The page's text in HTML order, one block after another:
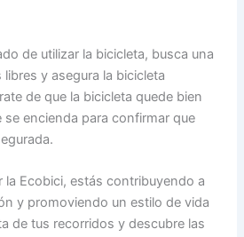
de utilizar la bicicleta, busca una
y asegura la bicicleta
de que la bicicleta quede bien
se encienda para confirmar que
la Ecobici, estás contribuyendo a
y promoviendo un estilo de vida
de tus recorridos y descubre las